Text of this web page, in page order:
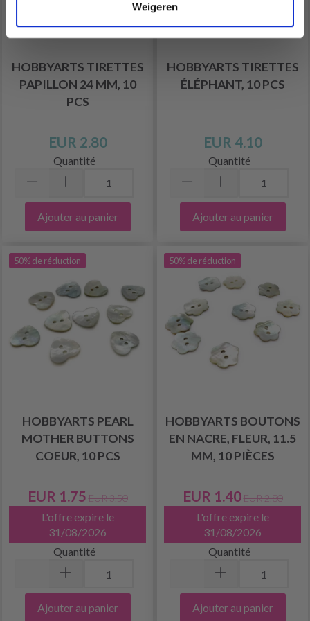
Weigeren
HOBBYARTS TIRETTES
PAPILLON 24 MM, 10
PCS
EUR 2.80
Quantité
Ajouter au panier
HOBBYARTS TIRETTES
ÉLÉPHANT, 10 PCS
EUR 4.10
Quantité
Ajouter au panier
50% de réduction
HOBBYARTS PEARL
MOTHER BUTTONS
COEUR, 10 PCS
EUR 1.75 EUR 3.50
L'offre expire le
31/08/2026
Quantité
Ajouter au panier
50% de réduction
HOBBYARTS BOUTONS
EN NACRE, FLEUR, 11.5
MM, 10 PIÈCES
EUR 1.40 EUR 2.80
L'offre expire le
31/08/2026
Quantité
Ajouter au panier